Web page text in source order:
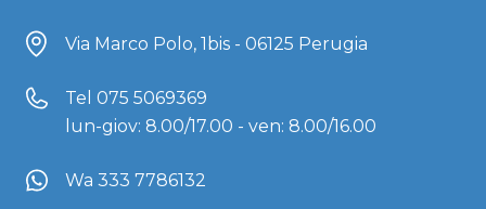
Via Marco Polo, 1bis - 06125 Perugia
Tel 075 5069369
lun-giov: 8.00/17.00 - ven: 8.00/16.00
Wa 333 7786132